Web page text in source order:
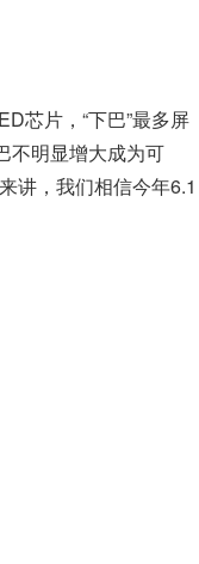
芯片，“下巴”最多屏
不明显增大成为可
讲，我们相信今年6.1